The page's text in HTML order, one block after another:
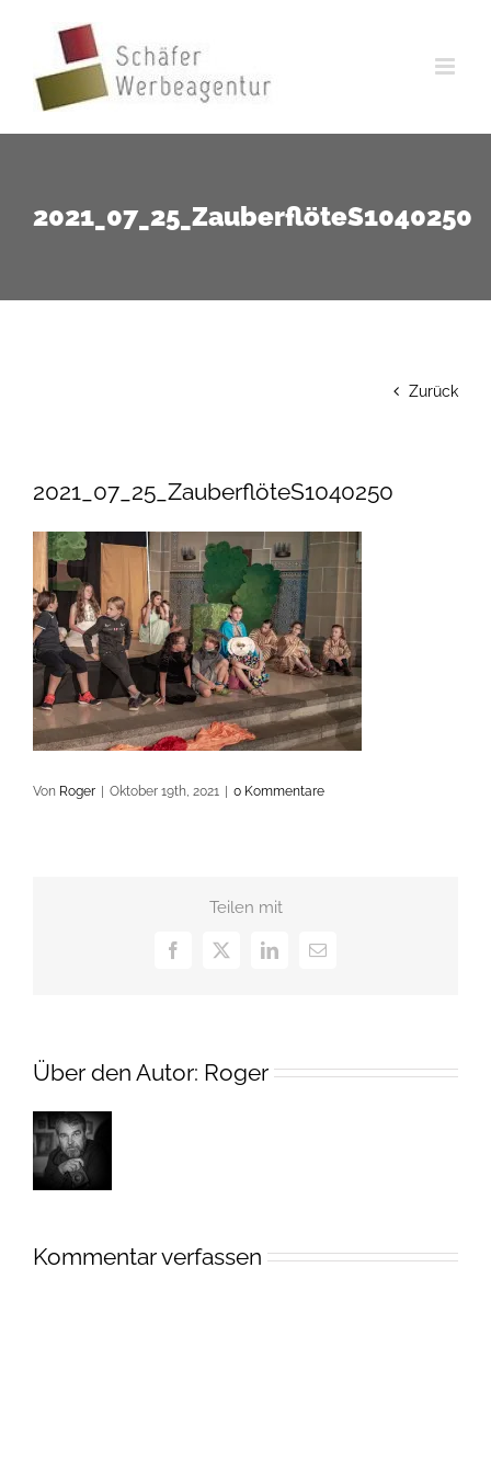
springen
2021_07_25_ZauberflöteS1040250
Zurück
2021_07_25_ZauberflöteS1040250
Von Roger Oktober 19th, 2021 0 Kommentare
Teilen mit
Facebook
X LinkedIn
E-
Über den Autor: Roger
Kommentar verfassen